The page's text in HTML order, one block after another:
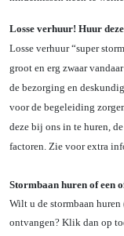
Losse verhuur! Huur
Losse verhuur “super
groot en erg zwaar
de bezorging en
voor de begeleiding
deze bij ons in te huren,
factoren. Zie voor extra
Stormbaan huren of een
Wilt u de stormbaan
ontvangen? Klik dan op